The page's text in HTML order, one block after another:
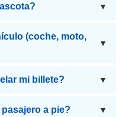
▼
(coche, moto,
▼
mi billete? ▼
a pie? ▼